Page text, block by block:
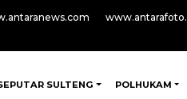
SULTENG POLHUKAM